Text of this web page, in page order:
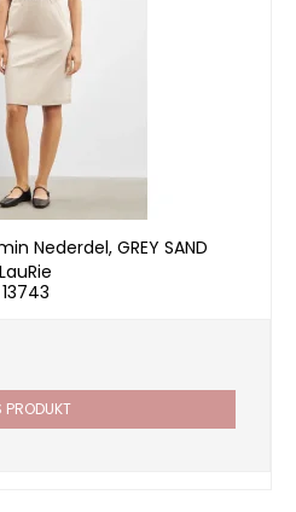
Nederdel, GREY SAND
LauRie
13743
PRODUKT